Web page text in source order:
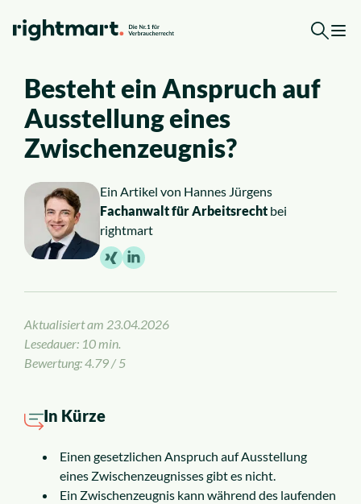
Service
Top-Rechtsgebiete
Arbeitsrecht
Ausländerrecht
Sozialrecht
Insolvenzrecht
Alle Rechtsgebiete
Kostenlose Erstberatung
Besteht ein Anspruch auf
Ausstellung eines
Zwischenzeugnis?
Ein Artikel von Hannes Jürgens
Fachanwalt für Arbeitsrechtbei
rightmart
Aktualisiert am 23.04.2026
Lesedauer: 10 min.
Bewertung: 4.79 / 5
In Kürze
Einen gesetzlichen Anspruch auf Ausstellung
eines Zwischenzeugnisses gibt es nicht.
Ein Zwischenzeugnis kann während des laufenden